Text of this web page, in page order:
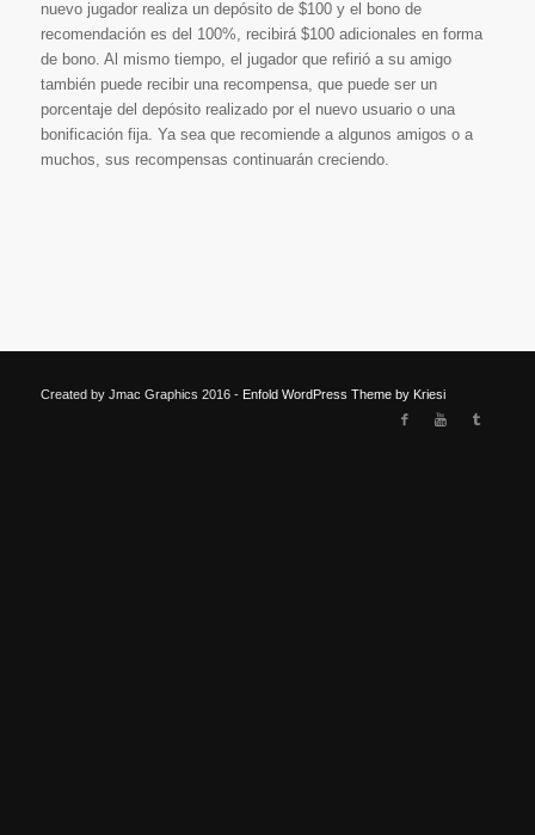
nuevo jugador realiza un depósito de $100 y el bono de
recomendación es del 100%, recibirá $100 adicionales en forma
de bono. Al mismo tiempo, el jugador que refirió a su amigo
también puede recibir una recompensa, que puede ser un
porcentaje del depósito realizado por el nuevo usuario o una
bonificación fija. Ya sea que recomiende a algunos amigos o a
muchos, sus recompensas continuarán creciendo.
Created by Jmac Graphics 2016 - Enfold WordPress Theme by Kriesi